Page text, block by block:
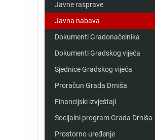
Javne rasprave
Javna nabava
Dokumenti Gradonačelnika
Dokumenti Gradskog vijeća
Sjednice Gradskog vijeća
Proračun Grada Drniša
Financijski izvještaji
Socijalni program Grada Drniša
Prostorno uređenje